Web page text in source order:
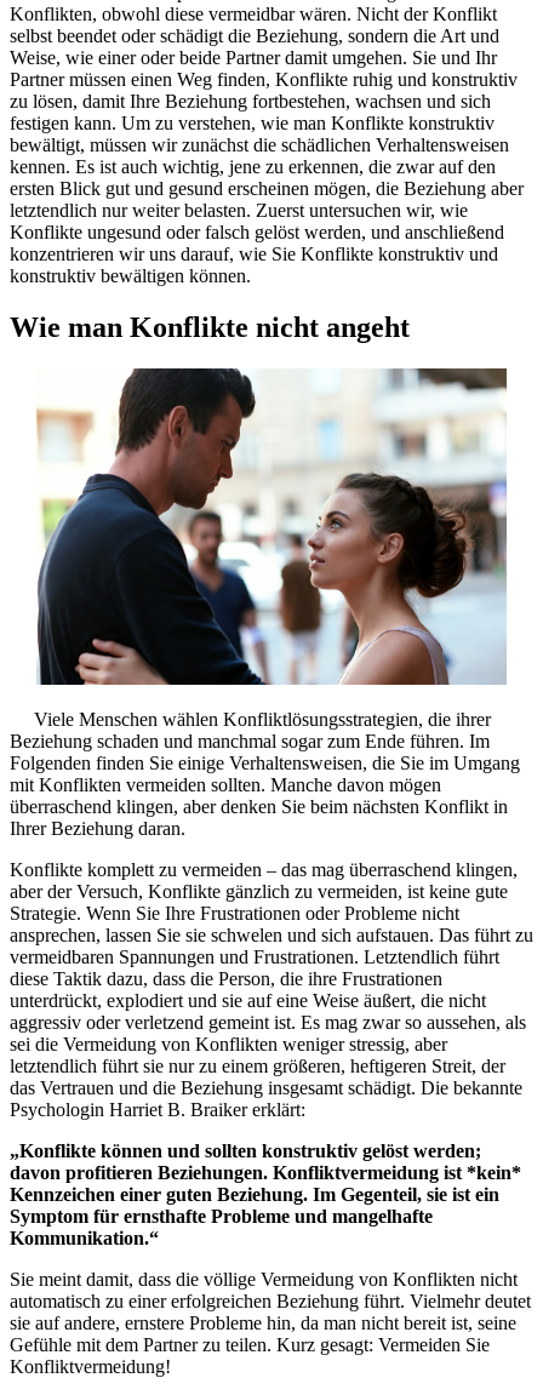
Konflikten, obwohl diese vermeidbar wären. Nicht der Konflikt
selbst beendet oder schädigt die Beziehung, sondern die Art und
Weise, wie einer oder beide Partner damit umgehen. Sie und Ihr
Partner müssen einen Weg finden, Konflikte ruhig und konstruktiv
zu lösen, damit Ihre Beziehung fortbestehen, wachsen und sich
festigen kann. Um zu verstehen, wie man Konflikte konstruktiv
bewältigt, müssen wir zunächst die schädlichen Verhaltensweisen
kennen. Es ist auch wichtig, jene zu erkennen, die zwar auf den
ersten Blick gut und gesund erscheinen mögen, die Beziehung aber
letztendlich nur weiter belasten. Zuerst untersuchen wir, wie
Konflikte ungesund oder falsch gelöst werden, und anschließend
konzentrieren wir uns darauf, wie Sie Konflikte konstruktiv und
konstruktiv bewältigen können.
Wie man Konflikte nicht angeht
Viele Menschen wählen Konfliktlösungsstrategien, die ihrer
Beziehung schaden und manchmal sogar zum Ende führen. Im
Folgenden finden Sie einige Verhaltensweisen, die Sie im Umgang
mit Konflikten vermeiden sollten. Manche davon mögen
überraschend klingen, aber denken Sie beim nächsten Konflikt in
Ihrer Beziehung daran.
Konflikte komplett zu vermeiden – das mag überraschend klingen,
aber der Versuch, Konflikte gänzlich zu vermeiden, ist keine gute
Strategie. Wenn Sie Ihre Frustrationen oder Probleme nicht
ansprechen, lassen Sie sie schwelen und sich aufstauen. Das führt zu
vermeidbaren Spannungen und Frustrationen. Letztendlich führt
diese Taktik dazu, dass die Person, die ihre Frustrationen
unterdrückt, explodiert und sie auf eine Weise äußert, die nicht
aggressiv oder verletzend gemeint ist. Es mag zwar so aussehen, als
sei die Vermeidung von Konflikten weniger stressig, aber
letztendlich führt sie nur zu einem größeren, heftigeren Streit, der
das Vertrauen und die Beziehung insgesamt schädigt. Die bekannte
Psychologin Harriet B. Braiker erklärt:
„Konflikte können und sollten konstruktiv gelöst werden;
davon profitieren Beziehungen. Konfliktvermeidung ist *kein*
Kennzeichen einer guten Beziehung. Im Gegenteil, sie ist ein
Symptom für ernsthafte Probleme und mangelhafte
Kommunikation.“
Sie meint damit, dass die völlige Vermeidung von Konflikten nicht
automatisch zu einer erfolgreichen Beziehung führt. Vielmehr deutet
sie auf andere, ernstere Probleme hin, da man nicht bereit ist, seine
Gefühle mit dem Partner zu teilen. Kurz gesagt: Vermeiden Sie
Konfliktvermeidung!